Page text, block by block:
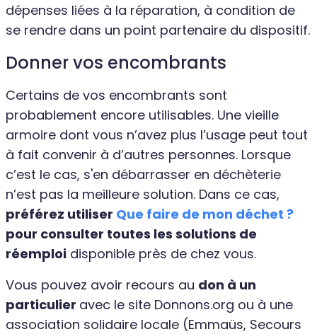
dépenses liées à la réparation, à condition de
se rendre dans un point partenaire du dispositif.
Donner vos encombrants
Certains de vos encombrants sont
probablement encore utilisables. Une vieille
armoire dont vous n’avez plus l’usage peut tout
à fait convenir à d’autres personnes. Lorsque
c’est le cas, s'en débarrasser en déchèterie
n’est pas la meilleure solution. Dans ce cas,
préférez utiliser Que faire de mon déchet ?
pour consulter toutes les solutions de
réemploi disponible près de chez vous.
Vous pouvez avoir recours au don à un
particulier avec le site Donnons.org ou à une
association solidaire locale (Emmaüs, Secours